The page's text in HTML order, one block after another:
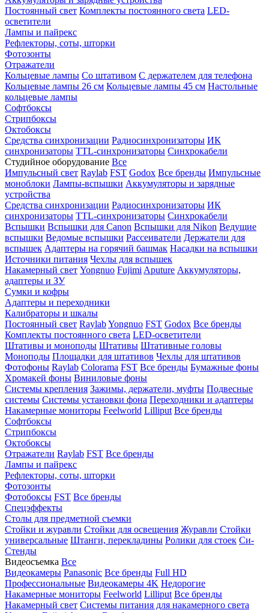
Постоянный свет Комплекты постоянного света LED-
осветители
Лампы и пайрекс
Рефлекторы, соты, шторки
Фотозонты
Отражатели
Кольцевые лампы Со штативом С держателем для телефона
Кольцевые лампы 26 см Кольцевые лампы 45 см Настольные
кольцевые лампы
Софтбоксы
Стрипбоксы
Октобоксы
Средства синхронизации Радиосинхронизаторы ИК
синхронизаторы TTL-синхронизаторы Синхрокабели
Студийное оборудование Все
Импульсный свет Raylab FST Godox Все бренды Импульсные
моноблоки Лампы-вспышки Аккумуляторы и зарядные
устройства
Средства синхронизации Радиосинхронизаторы ИК
синхронизаторы TTL-синхронизаторы Синхрокабели
Вспышки Вспышки для Canon Вспышки для Nikon Ведущие
вспышки Ведомые вспышки Рассеиватели Держатели для
вспышек Адаптеры на горячий башмак Насадки на вспышки
Источники питания Чехлы для вспышек
Накамерный свет Yongnuo Fujimi Aputure Аккумуляторы,
адаптеры и ЗУ
Сумки и кофры
Адаптеры и переходники
Калибраторы и шкалы
Постоянный свет RaylabYongnuo FST Godox Все бренды
Комплекты постоянного света LED-осветители
Штативы и моноподы Штативы Штативные головы
Моноподы Площадки для штативов Чехлы для штативов
Фотофоны Raylab Colorama FST Все бренды Бумажные фоны
Хромакей фоны Виниловые фоны
Системы крепления Зажимы, держатели, муфты Подвесные
системы Системы установки фона Переходники и адаптеры
Накамерные мониторы Feelworld Lilliput Все бренды
Софтбоксы
Стрипбоксы
Октобоксы
Отражатели Raylab FST Все бренды
Лампы и пайрекс
Рефлекторы, соты, шторки
Фотозонты
Фотобоксы FST Все бренды
Спецэффекты
Столы для предметной съемки
Стойки и журавли Стойки для освещения Журавли Стойки
универсальные Штанги, перекладины Ролики для стоек Си-
Стенды
Видеосъемка Все
Видеокамеры Panasonic Все бренды Full HD
Профессиональные Видеокамеры 4K Недорогие
Накамерные мониторы Feelworld Lilliput Все бренды
Накамерный свет Системы питания для накамерного света